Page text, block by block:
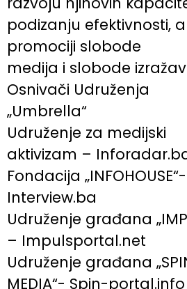
podizanju efektivnosti,
promociji slobode
medija i slobode
Osnivači Udruženja
„Umbrella“
Udruženje za medijski
aktivizam –
Fondacija „INFOHOUSE“-
Interview.ba
Udruženje građana
– Impulsportal.net
Udruženje građana
MEDIA“- Spin-portal.info